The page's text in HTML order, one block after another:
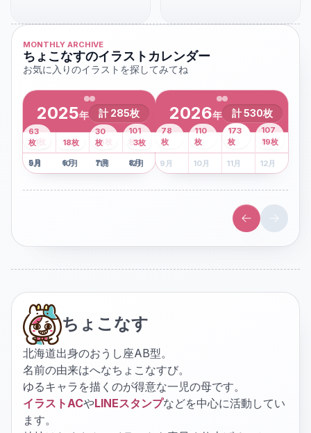
MONTHLY ARCHIVE
ちょこなすのイラストカレンダー
お気に入りのイラストを探してみてね
2025年 計 285枚
1月
2枚 2月 3月 4月
8枚
5月
41 枚
6月
13枚
7月
6枚
8月
101
枚
9月
63
枚
10月
18枚
11月
30
枚
12月
3枚
2026年 計530枚
1月 2月 3月
43
枚
4月
107
枚
5 月
78
枚
6月
110
枚
7月
173
枚
8月
19枚
9 月 10月 11月 12月
ちょこなす
北海道出身のおうし座AB型。
名前の由来はへなちょこなすび。
ゆるキャラを描くのが得意な一児の母です。
イラストACやLINEスタンプなどを中心に活動してい
ます。